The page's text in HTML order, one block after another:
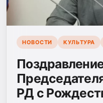
НОВОСТИ КУЛЬТУРА
РД с